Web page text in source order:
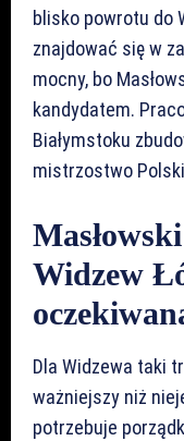
blisko powrotu do
znajdować się w
mocny, bo
kandydatem.
Białymstoku
mistrzostwo
Widzew
Dla Widzewa taki
ważniejszy niż
potrzebuje